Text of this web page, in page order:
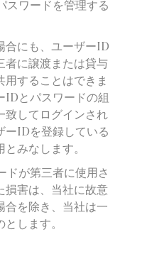
スワードを管理する
合にも、ユーザーID
者に譲渡または貸与
用することはできま
IDとパスワードの組
致してログインされ
ーIDを登録している
みなします。
ドが第三者に使用さ
害は、 当社に故意
合を除き、当社は一
します。